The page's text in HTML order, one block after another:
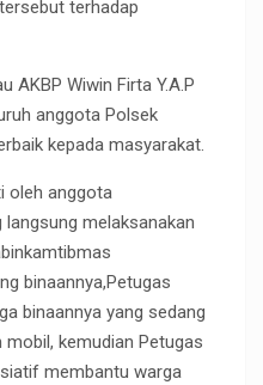
terhadap
AKBP Wiwin Firta Y.A.P
anggota Polsek
kepada masyarakat.
oleh anggota
melaksanakan
binaannya,Petugas
binaannya yang sedang
kemudian Petugas
membantu warga